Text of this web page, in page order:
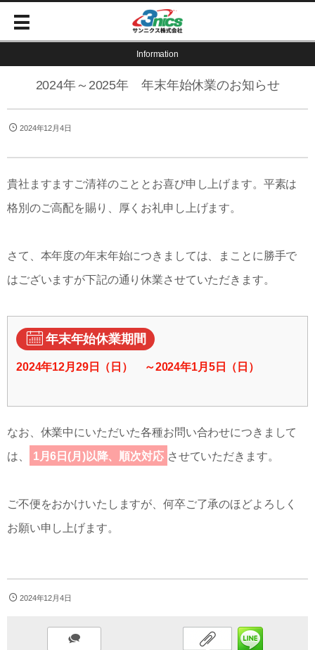
Information
2024年～2025年 年末年始休業のお知らせ
2024年12月4日
貴社ますますご清祥のこととお喜び申し上げます。平素は
格別のご高配を賜り、厚くお礼申し上げます。
さて、本年度の年末年始につきましては、まことに勝手で
はございますが下記の通り休業させていただきます。
年末年始休業期間
2024年12月29日（日） ～2024年1月5日（日）
なお、休業中にいただいた各種お問い合わせにつきまして
は、
1月6日(月)以降、順次対応 させていただきます。
ご不便をおかけいたしますが、何卒ご了承のほどよろしく
お願い申し上げます。
2024年12月4日